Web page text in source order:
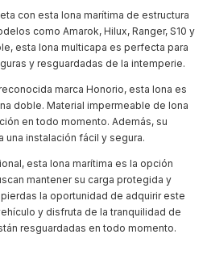
con esta lona marítima de estructura
como Amarok, Hilux, Ranger, S10 y
esta lona multicapa es perfecta para
y resguardadas de la intemperie.
marca Honorio, esta lona es
doble. Material impermeable de lona
en todo momento. Además, su
una instalación fácil y segura.
esta lona marítima es la opción
mantener su carga protegida y
la oportunidad de adquirir este
y disfruta de la tranquilidad de
resguardadas en todo momento.